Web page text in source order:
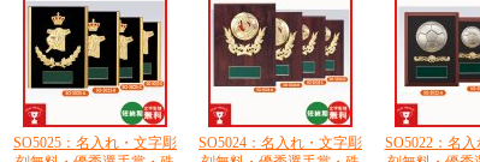
SO5025：名入れ・文字彫
SO5024：名入れ・文字彫
SO5022：名